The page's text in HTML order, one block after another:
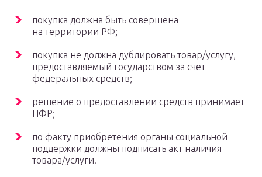
покупка должна быть совершена
на территории РФ;
покупка не должна дублировать товар/услугу,
предоставляемый государством за счет
федеральных средств;
решение о предоставлении средств принимает
ПФР;
по факту приобретения органы социальной
поддержки должны подписать акт наличия
товара/услуги.